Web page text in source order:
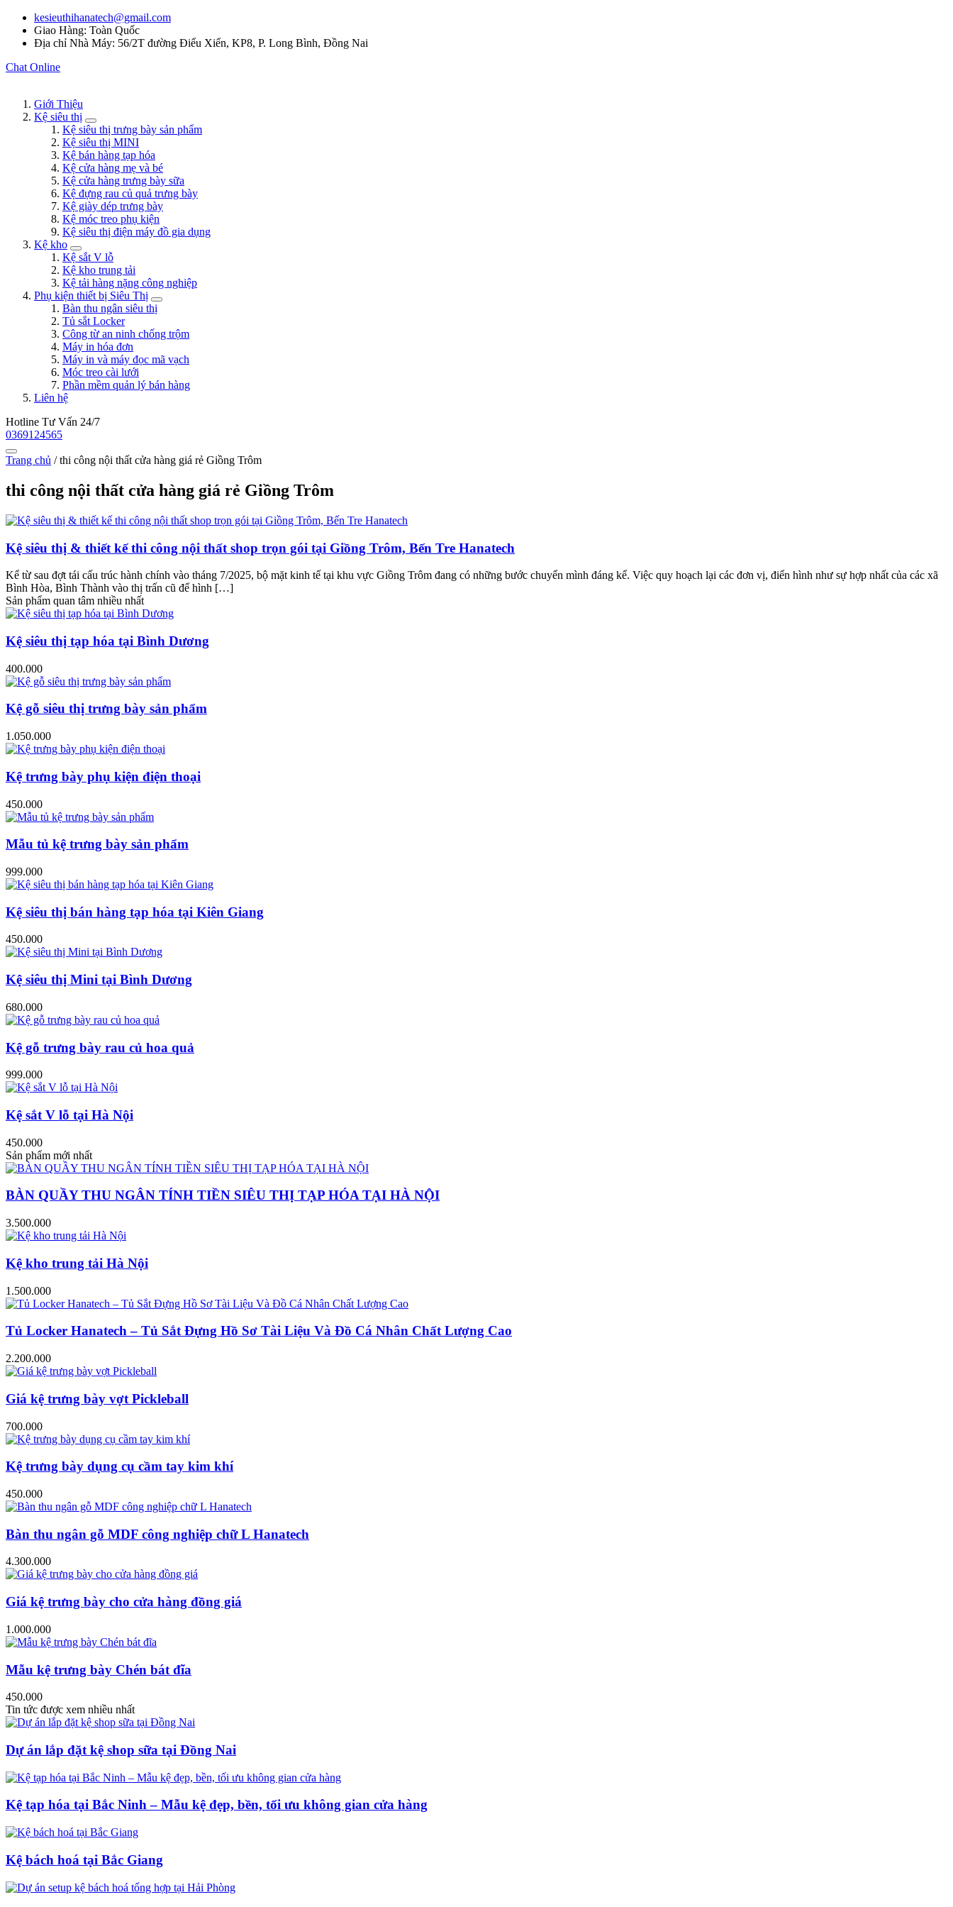
kesieuthihanatech@gmail.com
Giao Hàng: Toàn Quốc
Địa chỉ Nhà Máy: 56/2T đường Điểu Xiển, KP8, P. Long Bình, Đồng Nai
Chat Online
Giới Thiệu
Kệ siêu thị
Kệ siêu thị trưng bày sản phẩm
Kệ siêu thị MINI
Kệ bán hàng tạp hóa
Kệ cửa hàng mẹ và bé
Kệ cửa hàng trưng bày sữa
Kệ đựng rau củ quả trưng bày
Kệ giày dép trưng bày
Kệ móc treo phụ kiện
Kệ siêu thị điện máy đồ gia dụng
Kệ kho
Kệ sắt V lỗ
Kệ kho trung tải
Kệ tải hàng nặng công nghiệp
Phụ kiện thiết bị Siêu Thị
Bàn thu ngân siêu thị
Tủ sắt Locker
Công từ an ninh chống trộm
Máy in hóa đơn
Máy in và máy đọc mã vạch
Móc treo cài lưới
Phần mềm quản lý bán hàng
Liên hệ
Hotline Tư Vấn 24/7
0369124565
Trang chủ /thi công nội thất cửa hàng giá rẻ Giồng Trôm
thi công nội thất cửa hàng giá rẻ Giồng Trôm
Kệ siêu thị & thiết kế thi công nội thất shop trọn gói tại Giồng Trôm, Bến Tre Hanatech
Kể từ sau đợt tái cấu trúc hành chính vào tháng 7/2025, bộ mặt kinh tế tại khu vực Giồng Trôm đang có những bước chuyển mình đáng kể. Việc quy hoạch lại các đơn vị, điển hình như sự hợp nhất của các xã
Bình Hòa, Bình Thành vào thị trấn cũ để hình […]
Sản phẩm quan tâm nhiều nhất
Kệ siêu thị tạp hóa tại Bình Dương
400.000
Kệ gỗ siêu thị trưng bày sản phẩm
1.050.000
Kệ trưng bày phụ kiện điện thoại
450.000
Mẫu tủ kệ trưng bày sản phẩm
999.000
Kệ siêu thị bán hàng tạp hóa tại Kiên Giang
450.000
Kệ siêu thị Mini tại Bình Dương
680.000
Kệ gỗ trưng bày rau củ hoa quả
999.000
Kệ sắt V lỗ tại Hà Nội
450.000
Sản phẩm mới nhất
BÀN QUẦY THU NGÂN TÍNH TIỀN SIÊU THỊ TẠP HÓA TẠI HÀ NỘI
3.500.000
Kệ kho trung tải Hà Nội
1.500.000
Tủ Locker Hanatech – Tủ Sắt Đựng Hồ Sơ Tài Liệu Và Đồ Cá Nhân Chất Lượng Cao
2.200.000
Giá kệ trưng bày vợt Pickleball
700.000
Kệ trưng bày dụng cụ cầm tay kim khí
450.000
Bàn thu ngân gỗ MDF công nghiệp chữ L Hanatech
4.300.000
Giá kệ trưng bày cho cửa hàng đồng giá
1.000.000
Mẫu kệ trưng bày Chén bát đĩa
450.000
Tin tức được xem nhiều nhất
Dự án lắp đặt kệ shop sữa tại Đồng Nai
Kệ tạp hóa tại Bắc Ninh – Mẫu kệ đẹp, bền, tối ưu không gian cửa hàng
Kệ bách hoá tại Bắc Giang